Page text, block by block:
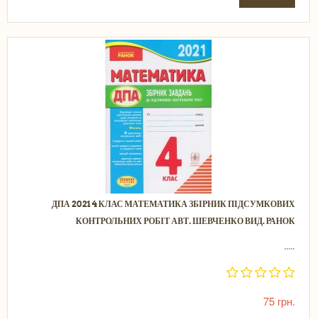
ДПА 2021 4 КЛАС МАТЕМАТИКА ЗБІРНИК ПІДСУМКОВИХ
КОНТРОЛЬНИХ РОБІТ АВТ. ШЕВЧЕНКО ВИД. РАНОК
.....
75 грн.